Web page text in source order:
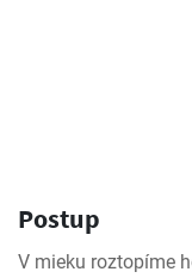
Postup
V mieku roztopíme